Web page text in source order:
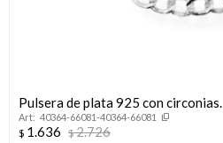
Pulsera de plata 925 con circonias.
40364-66081-40364-66081
$ 1.636 $2.726